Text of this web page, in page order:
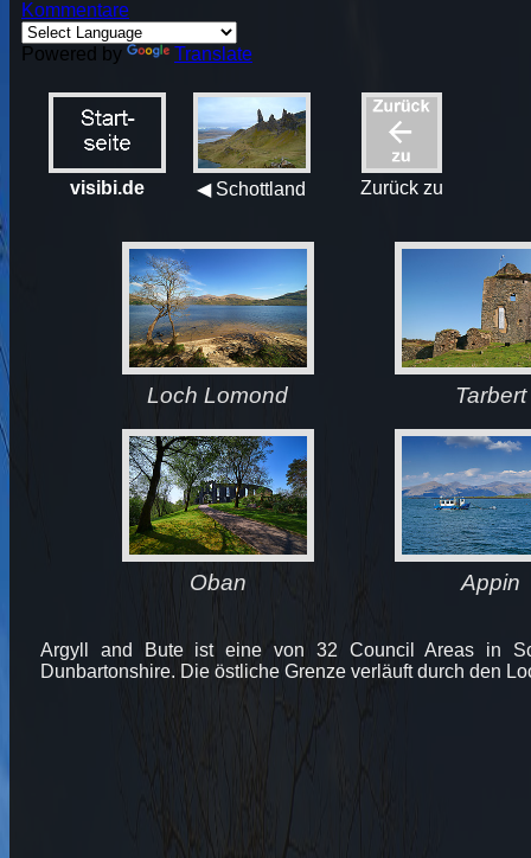
Kommentare
Powered by Translate
visibi.de ◀ Schottland Zurück zu
Loch Lomond Tarbert
Oban Appin
Argyll and Bute ist eine von 32 Council Areas in
Dunbartonshire. Die östliche Grenze verläuft durch den